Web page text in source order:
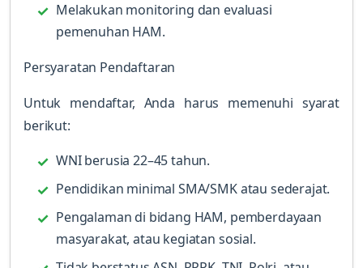
Melakukan monitoring dan evaluasi
pemenuhan HAM.
Persyaratan Pendaftaran
Untuk mendaftar, Anda harus memenuhi syarat
berikut:
WNI berusia 22–45 tahun.
Pendidikan minimal SMA/SMK atau sederajat.
Pengalaman di bidang HAM, pemberdayaan
masyarakat, atau kegiatan sosial.